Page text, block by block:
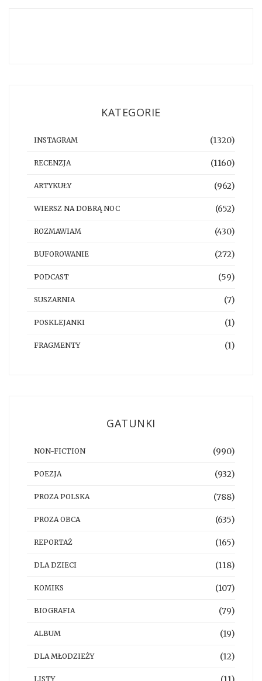
KATEGORIE
INSTAGRAM (1320)
RECENZJA (1160)
ARTYKUŁY (962)
WIERSZ NA DOBRĄ NOC (652)
ROZMAWIAM (430)
BUFOROWANIE (272)
PODCAST (59)
SUSZARNIA (7)
POSKLEJANKI (1)
FRAGMENTY (1)
GATUNKI
NON-FICTION (990)
POEZJA (932)
PROZA POLSKA (788)
PROZA OBCA (635)
REPORTAŻ (165)
DLA DZIECI (118)
KOMIKS (107)
BIOGRAFIA (79)
ALBUM (19)
DLA MŁODZIEŻY (12)
LISTY